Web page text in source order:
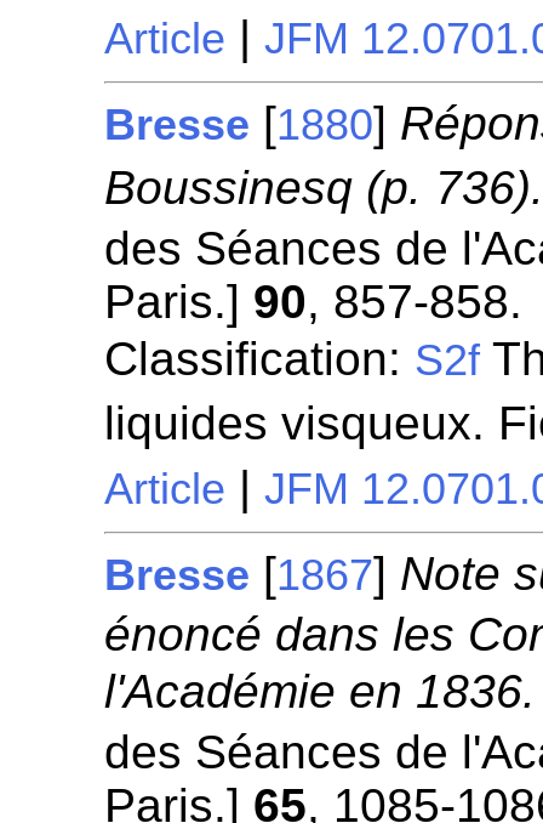
Article |JFM
Bresse [1880]
Boussinesq (p.
des Séances de
Paris.] 90, 857-858.
Classification: S2f
liquides visqueux.
Article |JFM
Bresse [1867] Note
énoncé dans les
l'Académie en 1836.
des Séances de
Paris.] 65, 1085-